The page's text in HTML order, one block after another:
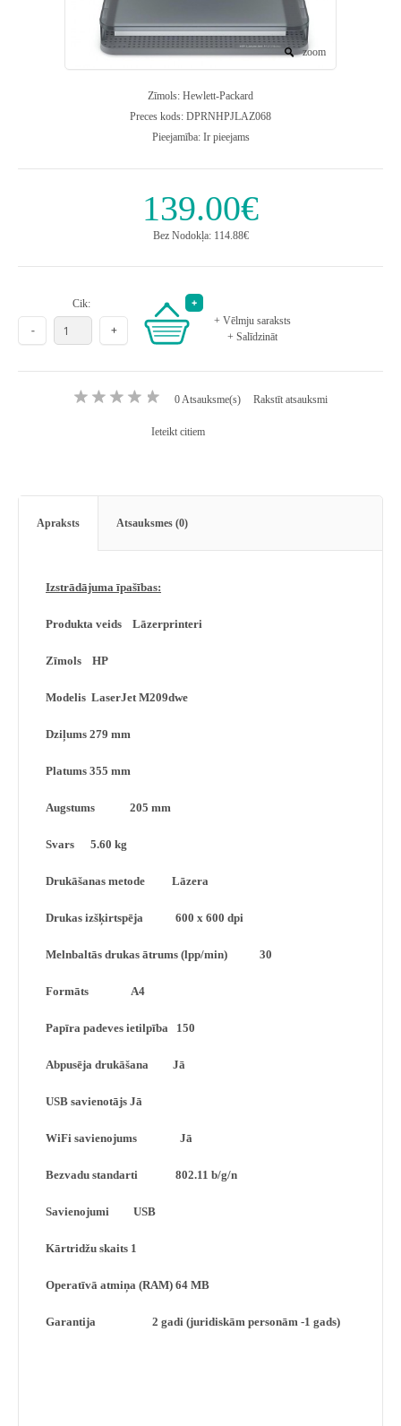
zoom
Zīmols: Hewlett-Packard
Preces kods: DPRNHPJLAZ068
Pieejamība:Ir pieejams
139.00€
Bez Nodokļa: 114.88€
Cik:
+ Vēlmju saraksts
+ Salīdzināt
0 Atsauksme(s) Rakstīt atsauksmi
Ieteikt citiem
Apraksts Atsauksmes (0)
Izstrādājuma īpašības:
Produkta veids Lāzerprinteri
Zīmols HP
Modelis LaserJet M209dwe
Dziļums 279 mm
Platums 355 mm
Augstums 205 mm
Svars 5.60 kg
Drukāšanas metode Lāzera
Drukas izšķirtspēja 600 x 600 dpi
Melnbaltās drukas ātrums (lpp/min) 30
Formāts A4
Papīra padeves ietilpība 150
Abpusēja drukāšana Jā
USB savienotājs Jā
WiFi savienojums Jā
Bezvadu standarti 802.11 b/g/n
Savienojumi USB
Kārtridžu skaits 1
Operatīvā atmiņa (RAM) 64 MB
Garantija 2 gadi (juridiskām personām -1 gads)